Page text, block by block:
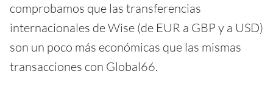
comprobamos que las transferencias
internacionales de Wise (de EUR a GBP y a USD)
son un poco más económicas que las mismas
transacciones con Global66.